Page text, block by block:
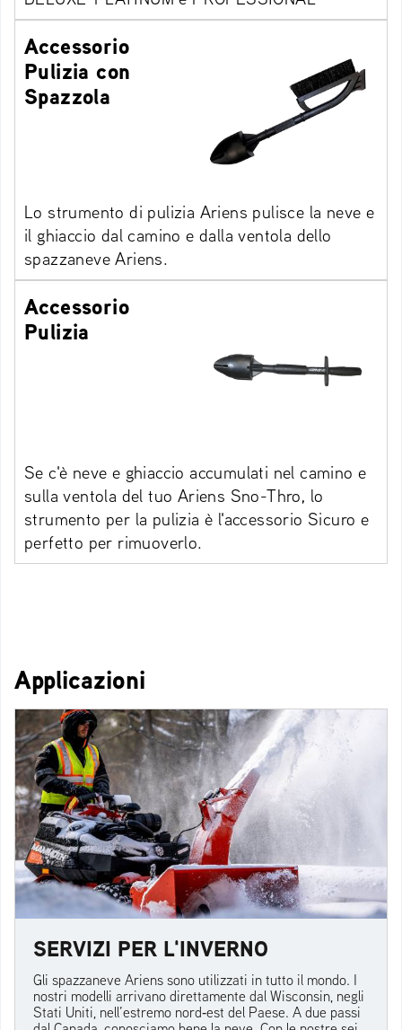
Accessorio
Pulizia con
Spazzola
Lo strumento di pulizia Ariens pulisce la neve e
il ghiaccio dal camino e dalla ventola dello
spazzaneve Ariens.
Accessorio
Pulizia
Se c'è neve e ghiaccio accumulati nel camino e
sulla ventola del tuo Ariens Sno-Thro, lo
strumento per la pulizia è l'accessorio Sicuro e
perfetto per rimuoverlo.
Applicazioni
SERVIZI PER L'INVERNO
Gli spazzaneve Ariens sono utilizzati in tutto il mondo. I
nostri modelli arrivano direttamente dal Wisconsin, negli
Stati Uniti, nell’estremo nord‑est del Paese. A due passi